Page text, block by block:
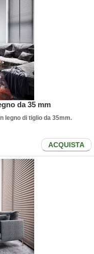
da 35 mm
legno di tiglio da 35mm.
ACQUISTA